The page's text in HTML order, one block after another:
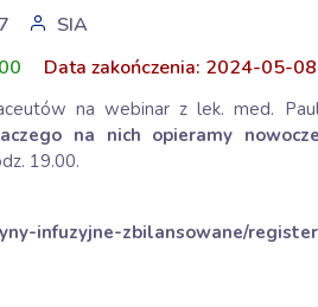
SIA
Data zakończenia: 2024-05-
na webinar z lek. med.
na nich opieramy
19.00.
infuzyjne-zbilansowane/register